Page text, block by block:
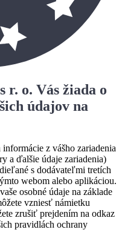
r. o. Vás žiada o
údajov na
informácie z vášho zariadenia
a ďalšie údaje zariadenia)
s dodávateľmi tretích
webom alebo aplikáciou.
osobné údaje na základe
vzniesť námietku
zrušiť prejdením na odkaz
pravidlách ochrany